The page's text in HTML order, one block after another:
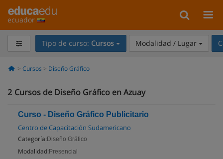
ecuador
Tipo de curso: Cursos Modalidad / Lugar
Cursos Diseño Gráfico
2 Cursos de Diseño Gráfico en Azuay
Curso - Diseño Gráfico Publicitario
Centro de Capacitación Sudamericano
Categoría: Diseño Gráfico
Modalidad: Presencial